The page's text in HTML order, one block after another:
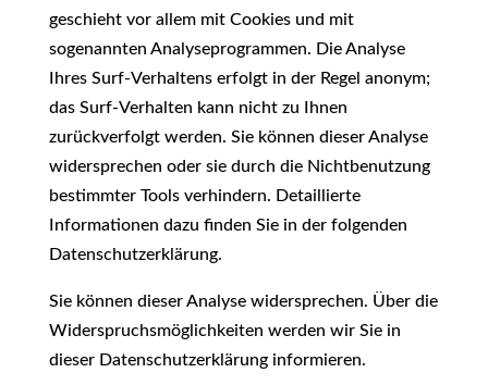
geschieht vor allem mit Cookies und mit
sogenannten Analyseprogrammen. Die Analyse
Ihres Surf-Verhaltens erfolgt in der Regel anonym;
das Surf-Verhalten kann nicht zu Ihnen
zurückverfolgt werden. Sie können dieser Analyse
widersprechen oder sie durch die Nichtbenutzung
bestimmter Tools verhindern. Detaillierte
Informationen dazu finden Sie in der folgenden
Datenschutzerklärung.
Sie können dieser Analyse widersprechen. Über die
Widerspruchsmöglichkeiten werden wir Sie in
dieser Datenschutzerklärung informieren.